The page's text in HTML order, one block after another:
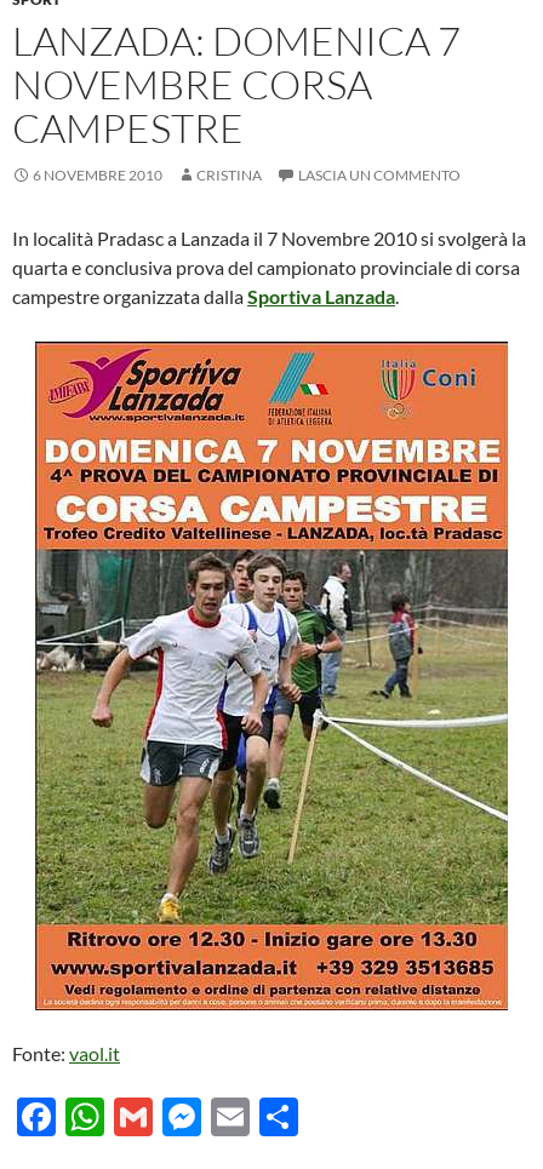
LANZADA: DOMENICA 7
NOVEMBRE CORSA
CAMPESTRE
6 NOVEMBRE 2010 CRISTINA LASCIA UN COMMENTO
In località Pradasc a Lanzada il 7 Novembre 2010 si svolgerà la
quarta e conclusiva prova del campionato provinciale di corsa
campestre organizzata dallaSportiva Lanzada.
Fonte: vaol.it
F
W G
M E